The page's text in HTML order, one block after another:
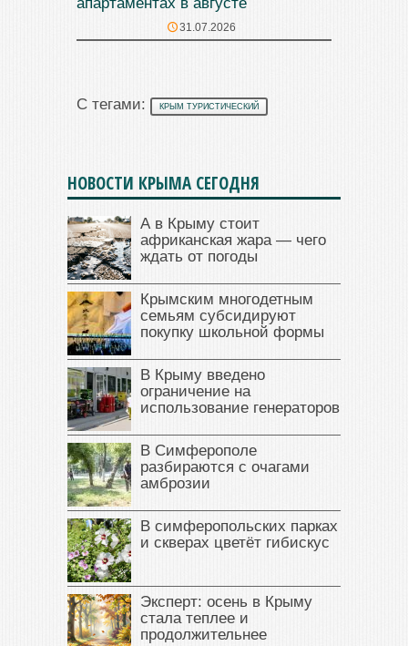
31.07.2026
С тегами: КРЫМ ТУРИСТИЧЕСКИЙ
НОВОСТИ КРЫМА СЕГОДНЯ
А в Крыму стоит
африканская жара — чего
ждать от погоды
Крымским многодетным
семьям субсидируют
покупку школьной формы
В Крыму введено
ограничение на
использование генераторов
В Симферополе
разбираются с очагами
амброзии
В симферопольских парках
и скверах цветёт гибискус
Эксперт: осень в Крыму
стала теплее и
продолжительнее